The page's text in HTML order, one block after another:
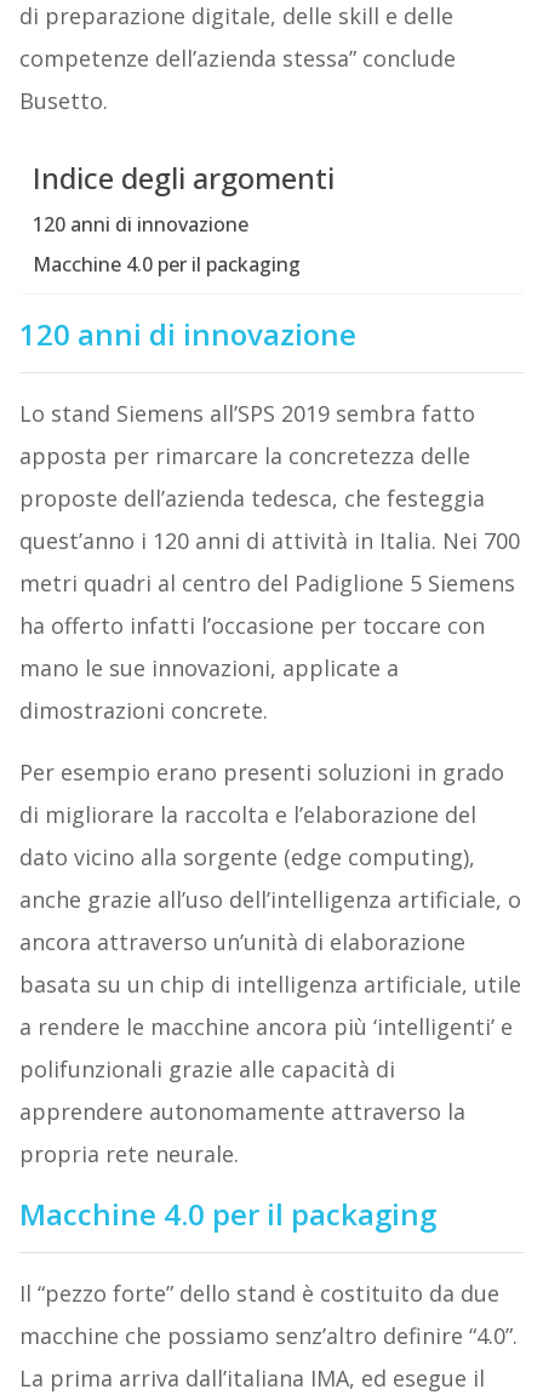
di preparazione digitale, delle skill e delle
competenze dell’azienda stessa” conclude
Busetto.
Indice degli argomenti
120 anni di innovazione
Macchine 4.0 per il packaging
120 anni di innovazione
Lo stand Siemens all’SPS 2019 sembra fatto
apposta per rimarcare la concretezza delle
proposte dell’azienda tedesca, che festeggia
quest’anno i 120 anni di attività in Italia. Nei 700
metri quadri al centro del Padiglione 5 Siemens
ha offerto infatti l’occasione per toccare con
mano le sue innovazioni, applicate a
dimostrazioni concrete.
Per esempio erano presenti soluzioni in grado
di migliorare la raccolta e l’elaborazione del
dato vicino alla sorgente (edge computing),
anche grazie all’uso dell’intelligenza artificiale, o
ancora attraverso un’unità di elaborazione
basata su un chip di intelligenza artificiale, utile
a rendere le macchine ancora più ‘intelligenti’ e
polifunzionali grazie alle capacità di
apprendere autonomamente attraverso la
propria rete neurale.
Macchine 4.0 per il packaging
Il “pezzo forte” dello stand è costituito da due
macchine che possiamo senz’altro definire “4.0”.
La prima arriva dall’italiana IMA, ed esegue il